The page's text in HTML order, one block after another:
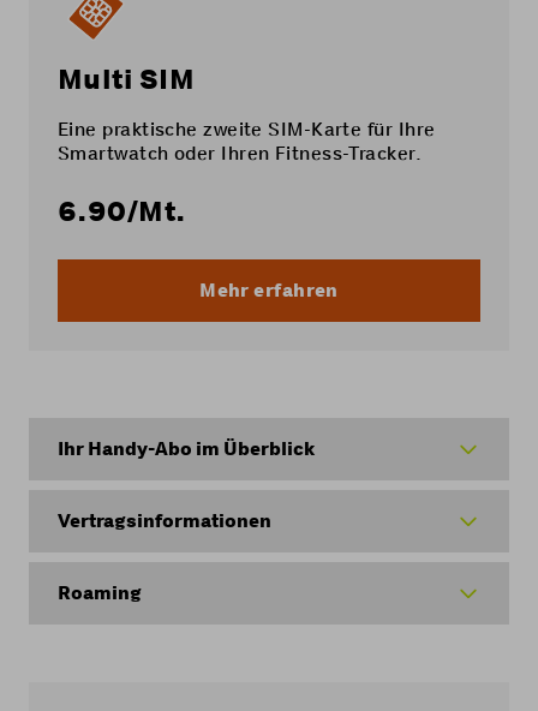
Multi SIM
Eine praktische zweite SIM-Karte für Ihre
Smartwatch oder Ihren Fitness-Tracker.
6.90/Mt.
Mehr erfahren
Ihr Handy-Abo im Überblick
Vertragsinformationen
Roaming